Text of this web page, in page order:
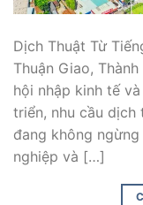
Dịch Thuật Từ
Thuận Giao,
hội nhập kinh tế
triển, nhu cầu
đang không
nghiệp và […]